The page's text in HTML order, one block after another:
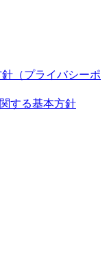
（プライバシーポ
する基本方針